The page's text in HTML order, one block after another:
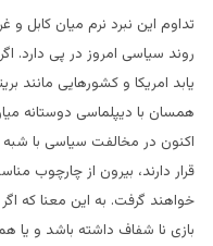
تداوم این نبرد نرم میان کابل و
روند سیاسی امروز در پی دارد.
یابد امریکا و کشورهایی مانند
همسان با دیپلماسی دوستانه
اکنون در مخالفت سیاسی با
قرار دارند، بیرون از چارچوب
خواهند گرفت. به این معنا که
بازی نا شفاف داشته باشد و یا